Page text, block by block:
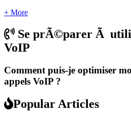
+ More
Se prÃ©parer Ã
VoIP
Comment puis-je optimiser
appels VoIP ?
Popular Articles